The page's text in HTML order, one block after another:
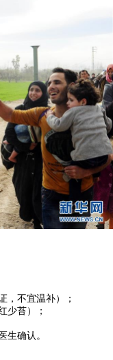
，不宜温补）；
少苔）；
生确认。